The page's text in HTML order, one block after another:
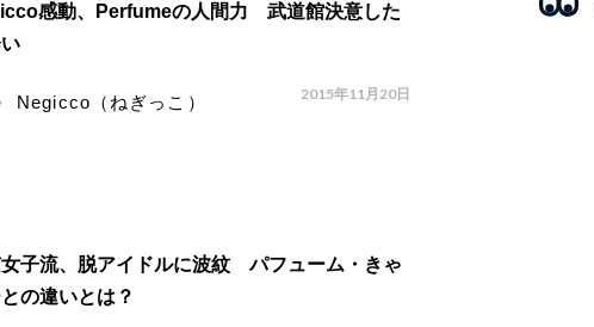
感動、Perfumeの人間力 武道館決意した
Negicco（ねぎっこ） 2015年11月20日
子流、脱アイドルに波紋 パフューム・きゃ
の違いとは？